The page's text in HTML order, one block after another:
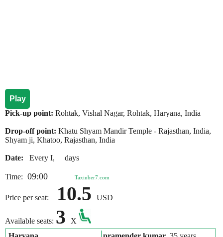
Play
Pick-up point: Rohtak, Vishal Nagar, Rohtak, Haryana, India
Drop-off point: Khatu Shyam Mandir Temple - Rajasthan, India,
Shyam ji, Khatoo, Rajasthan, India
Date: Every I, days
Time: 09:00 Taxiuber7.com
Price per seat: 10.5 USD
Available seats: 3
X